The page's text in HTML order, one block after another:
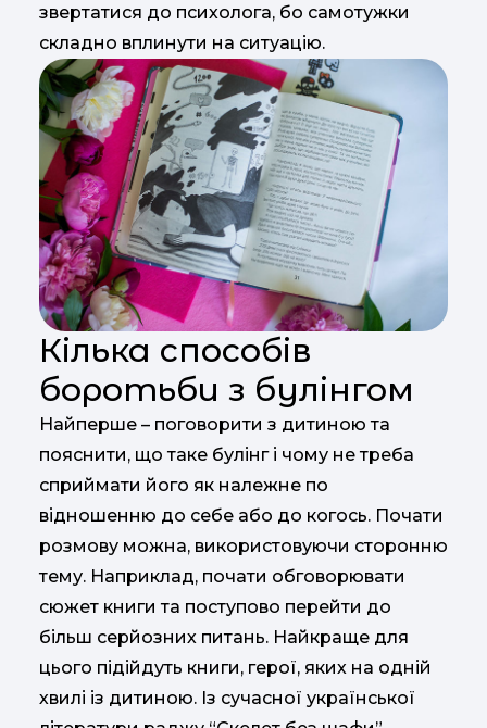
звертатися до психолога, бо самотужки
складно вплинути на ситуацію.
Кілька способів
боротьби з булінгом
Найперше – поговорити з дитиною та
пояснити, що таке булінг і чому не треба
сприймати його як належне по
відношенню до себе або до когось. Почати
розмову можна, використовуючи сторонню
тему. Наприклад, почати обговорювати
сюжет книги та поступово перейти до
більш серйозних питань. Найкраще для
цього підійдуть книги, герої, яких на одній
хвилі із дитиною. Із сучасної української